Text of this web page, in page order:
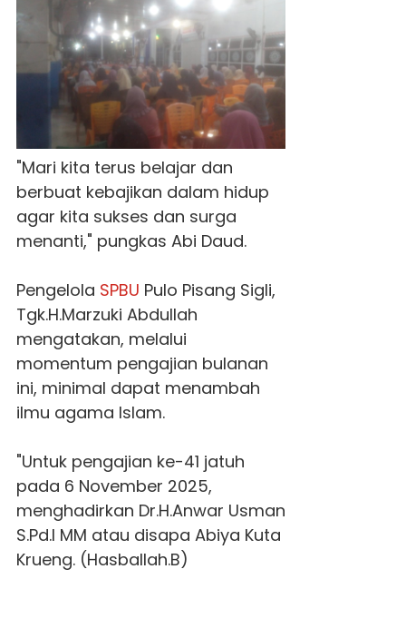
"Mari kita terus belajar dan
berbuat kebajikan dalam hidup
agar kita sukses dan surga
menanti," pungkas Abi Daud.
Pengelola SPBU Pulo Pisang Sigli,
Tgk.H.Marzuki Abdullah
mengatakan, melalui
momentum pengajian bulanan
ini, minimal dapat menambah
ilmu agama Islam.
"Untuk pengajian ke-41 jatuh
pada 6 November 2025,
menghadirkan Dr.H.Anwar Usman
S.Pd.I MM atau disapa Abiya Kuta
Krueng. (Hasballah.B)